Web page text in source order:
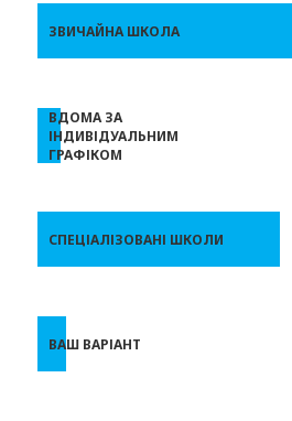
ЗВИЧАЙНА ШКОЛА
ВДОМА ЗА
ІНДИВІДУАЛЬНИМ
ГРАФІКОМ
СПЕЦІАЛІЗОВАНІ ШКОЛИ
ВАШ ВАРІАНТ